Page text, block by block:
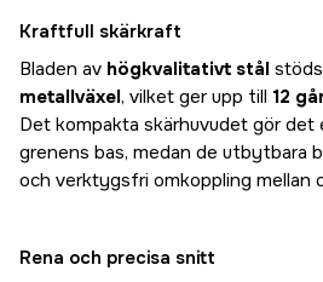
Kraftfull skärkraft
Bladen av högkvalitativt stål
metallväxel, vilket ger upp till 12
Det kompakta skärhuvudet gör
grenens bas, medan de utbytbara
och verktygsfri omkoppling mellan
Rena och precisa snitt